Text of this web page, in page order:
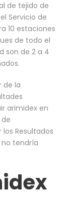
de tejido de
Servicio de
10 estaciones
de todo el
son de 2 a 4
de la
arimidex en
Resultados
no tendría